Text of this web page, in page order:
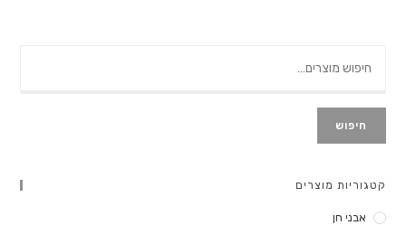
חיפוש
קטגוריות מוצרים
אבני חן